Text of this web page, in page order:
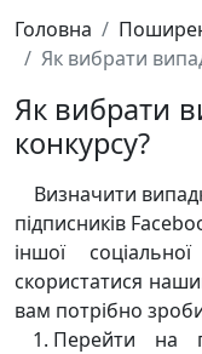
Головна
Як вибрати
Як вибрати
конкурсу?
Визначити
підписників
іншої
скористатися
вам потрібно
Перейти на